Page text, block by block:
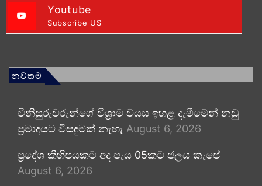
Youtube
Subscribe US
නවතම
විනිසුරුවරුන්ගේ විශ්‍රාම වයස ඉහළ දැමීමෙන් නඩු
ප්‍රමාදයට විසඳුමක් නැහැ August 6, 2026
ප්‍රදේශ කිහිපයකට අද පැය 05කට ජලය කැපේ
August 6, 2026